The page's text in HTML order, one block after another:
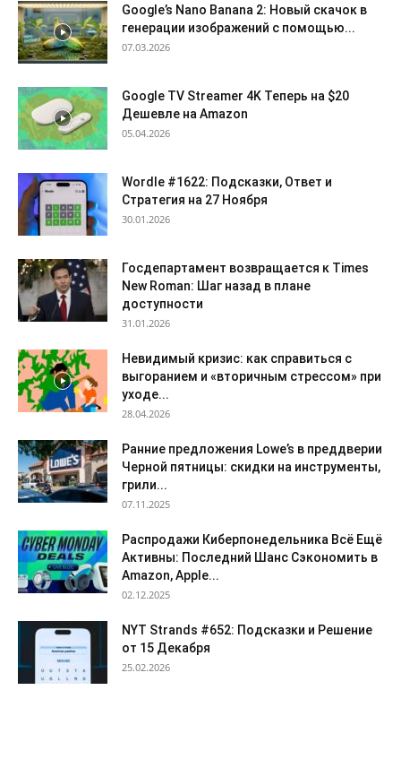
Google’s Nano Banana 2: Новый скачок в
генерации изображений с помощью...
07.03.2026
Google TV Streamer 4K Теперь на $20
Дешевле на Amazon
05.04.2026
Wordle #1622: Подсказки, Ответ и
Стратегия на 27 Ноября
30.01.2026
Госдепартамент возвращается к Times
New Roman: Шаг назад в плане
доступности
31.01.2026
Невидимый кризис: как справиться с
выгоранием и «вторичным стрессом» при
уходе...
28.04.2026
Ранние предложения Lowe’s в преддверии
Черной пятницы: скидки на инструменты,
грили...
07.11.2025
Распродажи Киберпонедельника Всё Ещё
Активны: Последний Шанс Сэкономить в
Amazon, Apple...
02.12.2025
NYT Strands #652: Подсказки и Решение
от 15 Декабря
25.02.2026